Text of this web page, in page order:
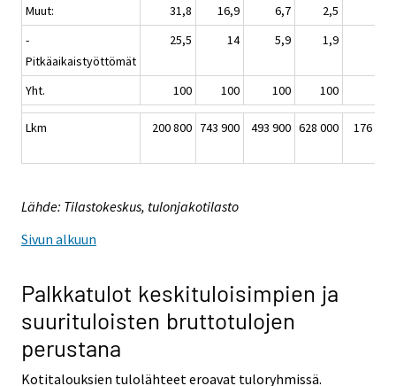
Muut: 31,8 16,9 6,7 2,5
-
Pitkäaikaistyöttömät
25,5 14 5,9 1,9
Yht. 100 100 100 100
Lkm 200 800 743 900 493 900 628 000 176 500
Lähde: Tilastokeskus, tulonjakotilasto
Sivun alkuun
Palkkatulot keskituloisimpien ja
suurituloisten bruttotulojen
perustana
Kotitalouksien tulolähteet eroavat tuloryhmissä.